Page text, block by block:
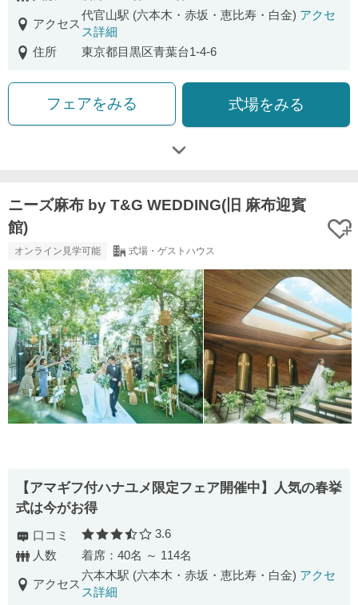
アクセス
代官山駅 (六本木・赤坂・恵比寿・白金) アクセ
ス詳細
住所
東京都目黒区青葉台1-4-6
フェアをみる 式場をみる
ニーズ麻布 by T&G WEDDING(旧 麻布迎賓
館)
オンライン見学可能 式場・ゲストハウス
【アマギフ付ハナユメ限定フェア開催中】人気の春挙
式は今がお得
口コミ 口コミ評価
3.6
人数
着席：40名 ～ 114名
アクセス
六本木駅 (六本木・赤坂・恵比寿・白金) アクセ
ス詳細